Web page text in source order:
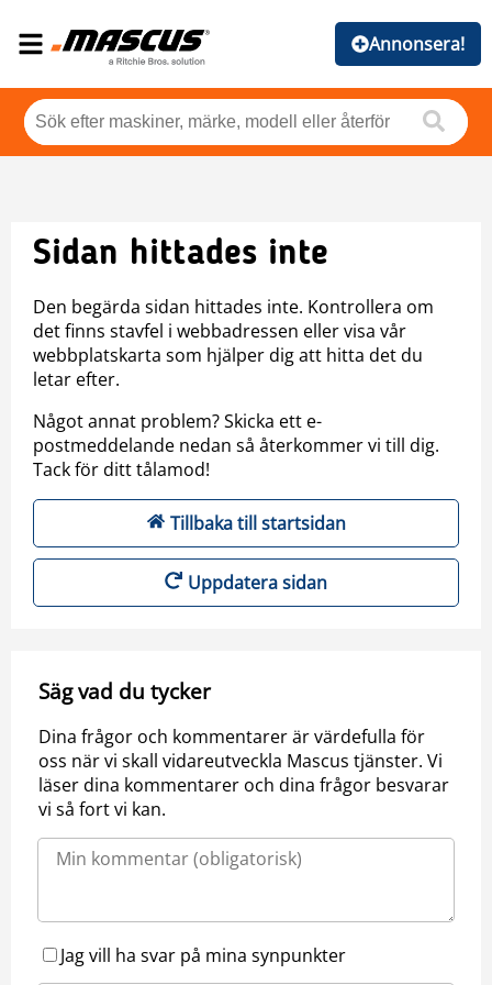
Annonsera!
Sidan hittades inte
Den begärda sidan hittades inte. Kontrollera om
det finns stavfel i webbadressen eller visa vår
webbplatskarta som hjälper dig att hitta det du
letar efter.
Något annat problem? Skicka ett e-
postmeddelande nedan så återkommer vi till dig.
Tack för ditt tålamod!
Tillbaka till startsidan
Uppdatera sidan
Säg vad du tycker
Dina frågor och kommentarer är värdefulla för
oss när vi skall vidareutveckla Mascus tjänster. Vi
läser dina kommentarer och dina frågor besvarar
vi så fort vi kan.
Jag vill ha svar på mina synpunkter